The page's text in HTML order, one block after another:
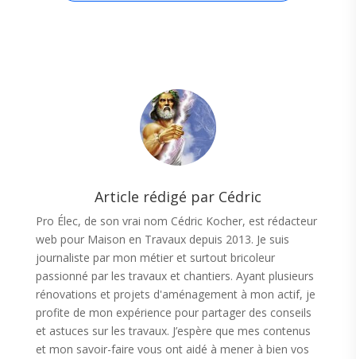
Article rédigé par Cédric
Pro Élec, de son vrai nom Cédric Kocher, est rédacteur
web pour Maison en Travaux depuis 2013. Je suis
journaliste par mon métier et surtout bricoleur
passionné par les travaux et chantiers. Ayant plusieurs
rénovations et projets d'aménagement à mon actif, je
profite de mon expérience pour partager des conseils
et astuces sur les travaux. J’espère que mes contenus
et mon savoir-faire vous ont aidé à mener à bien vos